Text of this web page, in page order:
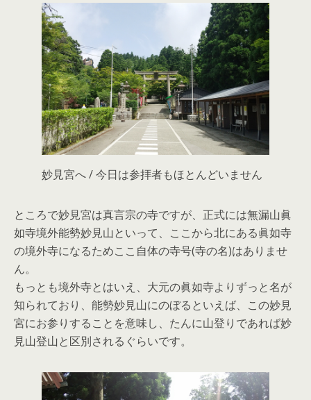
妙見宮へ / 今日は参拝者もほとんどいません
ところで妙見宮は真言宗の寺ですが、正式には無漏山眞
如寺境外能勢妙見山といって、ここから北にある眞如寺
の境外寺になるためここ自体の寺号(寺の名)はありませ
ん。
もっとも境外寺とはいえ、大元の眞如寺よりずっと名が
知られており、能勢妙見山にのぼるといえば、この妙見
宮にお参りすることを意味し、たんに山登りであれば妙
見山登山と区別されるぐらいです。